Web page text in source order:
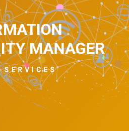
MANAGER
SERVICES